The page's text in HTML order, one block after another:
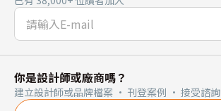
你是設計師或廠商嗎？
建立設計師或品牌檔案 · 刊登案例 · 接受諮詢